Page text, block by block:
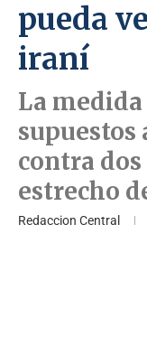
pueda
iraní
La
supuestos
contra dos
estrecho
Redaccion Central